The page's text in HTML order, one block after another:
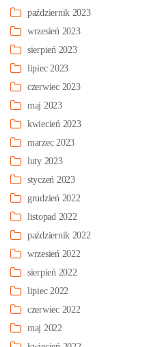
październik 2023
wrzesień 2023
sierpień 2023
lipiec 2023
czerwiec 2023
maj 2023
kwiecień 2023
marzec 2023
luty 2023
styczeń 2023
grudzień 2022
listopad 2022
październik 2022
wrzesień 2022
sierpień 2022
lipiec 2022
czerwiec 2022
maj 2022